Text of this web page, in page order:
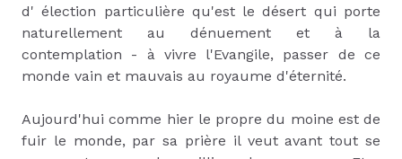
d' élection particulière qu'est le désert qui porte
naturellement au dénuement et à la
contemplation - à vivre l'Evangile, passer de ce
monde vain et mauvais au royaume d'éternité.
Aujourd'hui comme hier le propre du moine est de
fuir le monde, par sa prière il veut avant tout se